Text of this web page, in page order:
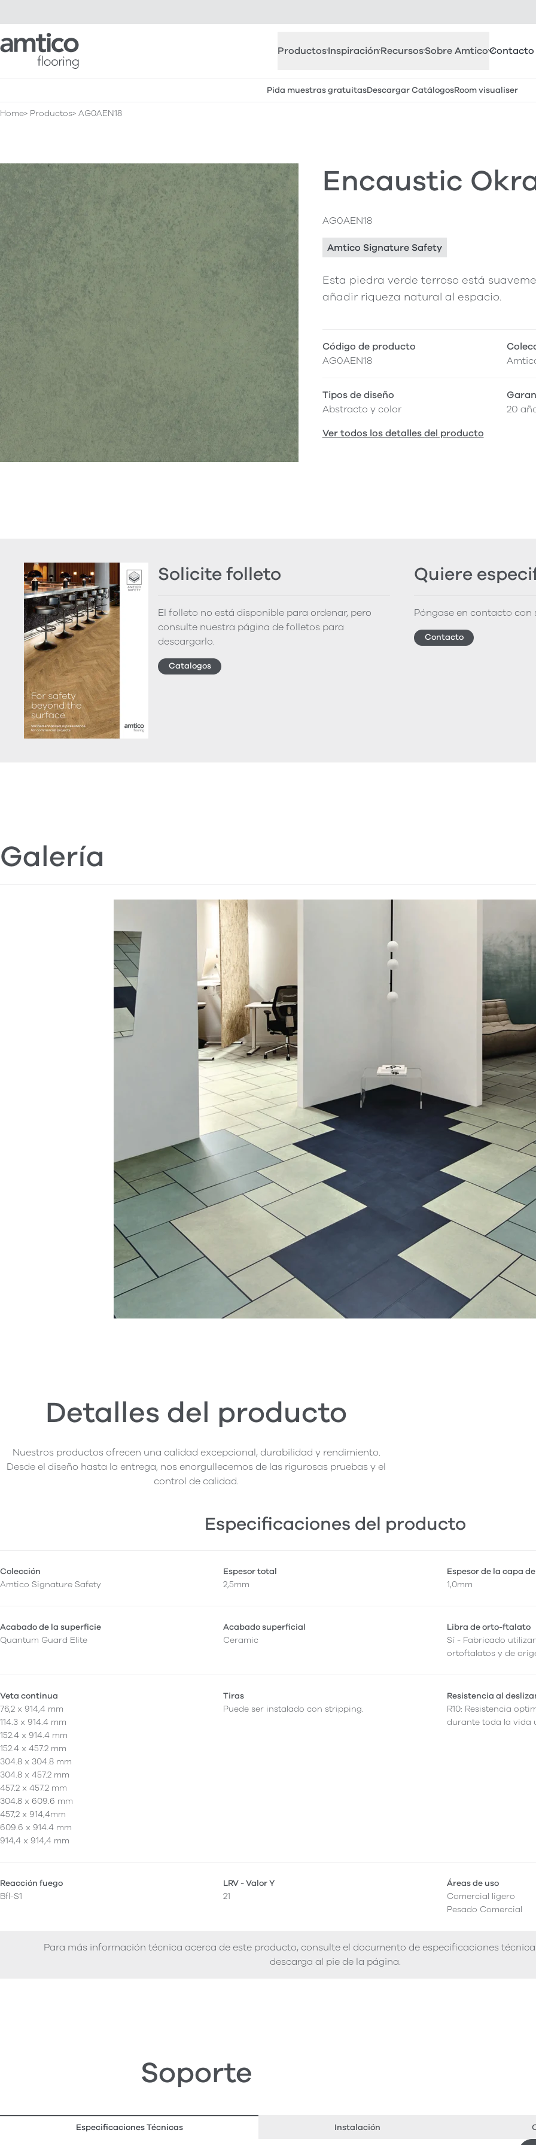
Amtico Flooring
ProductosInspiraciónRecursosSobre AmticoContacto
Pida muestras gratuitasDescargar CatálogosRoom visualiser
Home Productos AG0AEN18
Encaustic
AG0AEN18
Amtico Signature Safety
Esta piedra verde terroso está
añadir riqueza natural al espacio.
Código de producto
AG0AEN18
Tipos de diseño
Abstracto y color
20
Ver todos los detalles del producto
Solicite folleto
El folleto no está disponible para ordenar, pero
consulte nuestra página de folletos para
descargarlo.
Catalogos
Quiere
Póngase en contacto con
Contacto
Galería
Detalles del producto
Nuestros productos ofrecen una calidad excepcional, durabilidad y rendimiento.
Desde el diseño hasta la entrega, nos enorgullecemos de las rigurosas pruebas y el
control de calidad.
Especificaciones del producto
Colección
Amtico Signature Safety
Espesor total
2,5mm
Espesor de la capa
1,0mm
Acabado de la superficie
Quantum Guard Elite
Acabado superficial
Ceramic
Libra de orto-ftalato
Sí - Fabricado
ortoftalatos y de
Veta continua
76,2 x 914,4 mm
114.3 x 914.4 mm
152.4 x 914.4 mm
152.4 x 457.2 mm
304.8 x 304.8 mm
304.8 x 457.2 mm
457.2 x 457.2 mm
304.8 x 609.6 mm
457,2 x 914,4mm
609.6 x 914.4 mm
914,4 x 914,4 mm
Tiras
Puede ser instalado con stripping.
Resistencia al
R10: Resistencia
durante toda la vida
Reacción fuego
Bfl-S1
LRV - Valor Y
21
Áreas de uso
Comercial ligero
Pesado Comercial
Para más información técnica acerca de este producto, consulte el documento de especificaciones
descarga al pie de la página.
Soporte
Especificaciones Técnicas Instalación